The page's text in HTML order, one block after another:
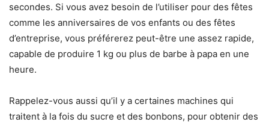
secondes. Si vous avez besoin de l’utiliser pour des fêtes
comme les anniversaires de vos enfants ou des fêtes
d’entreprise, vous préférerez peut-être une assez rapide,
capable de produire 1 kg ou plus de barbe à papa en une
heure.
Rappelez-vous aussi qu’il y a certaines machines qui
traitent à la fois du sucre et des bonbons, pour obtenir des